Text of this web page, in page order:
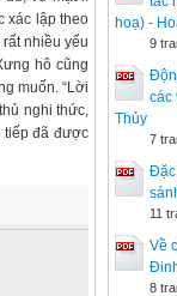
xác lập theo
nhiều yếu
hô cũng
muốn. “Lời
nghi thức,
tiếp đã được
hoạ) -
9
các
Thủy
7
Đặc
11
Về
8